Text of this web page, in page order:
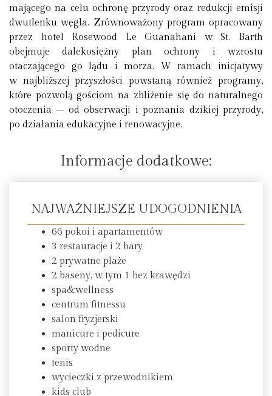
mającego na celu ochronę przyrody oraz redukcji emisji
dwutlenku węgla. Zrównoważony program opracowany
przez hotel Rosewood Le Guanahani w St. Barth
obejmuje dalekosiężny plan ochrony i wzrostu
otaczającego go lądu i morza. W ramach inicjatywy
w najbliższej przyszłości powstaną również programy,
które pozwolą gościom na zbliżenie się do naturalnego
otoczenia – od obserwacji i poznania dzikiej przyrody,
po działania edukacyjne i renowacyjne.
Informacje dodatkowe:
NAJWAŻNIEJSZE UDOGODNIENIA
66 pokoi i apartamentów
3 restauracje i 2 bary
2 prywatne plaże
2 baseny, w tym 1 bez krawędzi
spa&wellness
centrum fitnessu
salon fryzjerski
manicure i pedicure
sporty wodne
tenis
wycieczki z przewodnikiem
kids club